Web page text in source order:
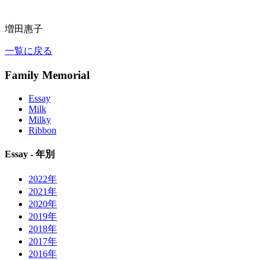
増田惠子
一覧に戻る
Family Memorial
Essay
Milk
Milky
Ribbon
Essay - 年別
2022年
2021年
2020年
2019年
2018年
2017年
2016年